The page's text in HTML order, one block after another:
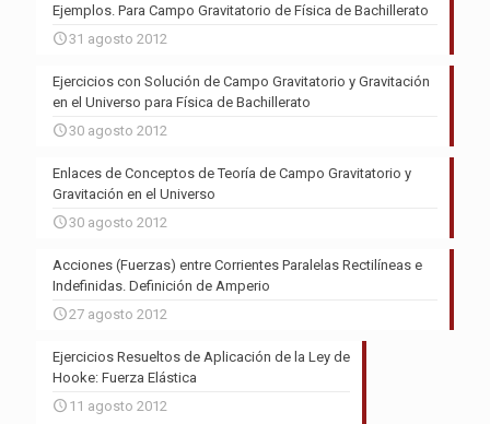
Ejemplos. Para Campo Gravitatorio de Física de Bachillerato
31 agosto 2012
Ejercicios con Solución de Campo Gravitatorio y Gravitación
en el Universo para Física de Bachillerato
30 agosto 2012
Enlaces de Conceptos de Teoría de Campo Gravitatorio y
Gravitación en el Universo
30 agosto 2012
Acciones (Fuerzas) entre Corrientes Paralelas Rectilíneas e
Indefinidas. Definición de Amperio
27 agosto 2012
Ejercicios Resueltos de Aplicación de la Ley de
Hooke: Fuerza Elástica
11 agosto 2012